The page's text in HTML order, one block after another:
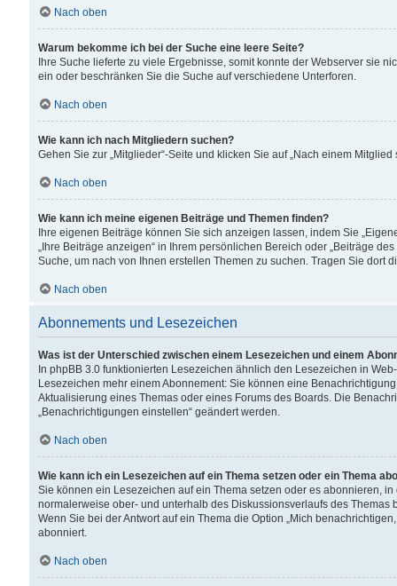
Nach oben
Warum bekomme ich bei der Suche eine leere Seite?
Ihre Suche lieferte zu viele Ergebnisse, somit konnte der Webserver sie
ein oder beschränken Sie die Suche auf verschiedene Unterforen.
Nach oben
Wie kann ich nach Mitgliedern suchen?
Gehen Sie zur „Mitglieder“-Seite und klicken Sie auf „Nach einem Mitglied
Nach oben
Wie kann ich meine eigenen Beiträge und Themen finden?
Ihre eigenen Beiträge können Sie sich anzeigen lassen, indem Sie
„Ihre Beiträge anzeigen“ in Ihrem persönlichen Bereich oder „Beiträge
Suche, um nach von Ihnen erstellen Themen zu suchen. Tragen Sie dort
Nach oben
Abonnements und Lesezeichen
Was ist der Unterschied zwischen einem Lesezeichen und einem
In phpBB 3.0 funktionierten Lesezeichen ähnlich den Lesezeichen in
Lesezeichen mehr einem Abonnement: Sie können eine
Aktualisierung eines Themas oder eines Forums des Boards. Die
„Benachrichtigungen einstellen“ geändert werden.
Nach oben
Wie kann ich ein Lesezeichen auf ein Thema setzen oder ein Thema
Sie können ein Lesezeichen auf ein Thema setzen oder es abonnieren,
normalerweise ober- und unterhalb des Diskussionsverlaufs des Themas
Wenn Sie bei der Antwort auf ein Thema die Option „Mich
abonniert.
Nach oben